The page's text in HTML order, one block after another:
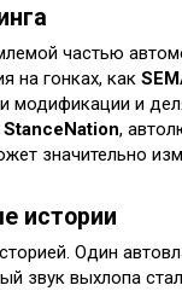
частью
на гонках, как
модификации и
StanceNation,
значительно
истории
Один
звук выхлопа